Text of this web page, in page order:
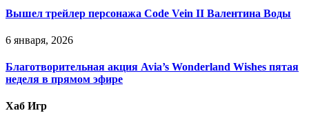
Вышел трейлер персонажа Code Vein II Валентина Воды
6 января, 2026
Благотворительная акция Avia’s Wonderland Wishes пятая
неделя в прямом эфире
Хаб Игр